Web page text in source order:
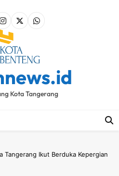
Kota Tangerang
Tangerang Ikut Berduka Kepergian